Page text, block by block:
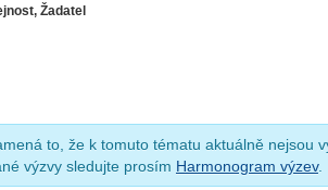
Žadatel
to, že k tomuto tématu aktuálně nejsou
výzvy sledujte prosím Harmonogram výzev.